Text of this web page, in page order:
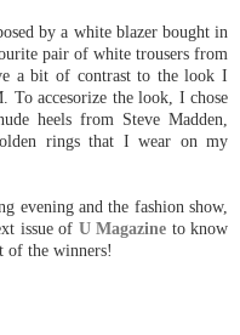
by a white blazer bought in
pair of white trousers from
a bit of contrast to the look I
accesorize the look, I chose
heels from Steve Madden,
rings that I wear on my
evening and the fashion show,
issue of U Magazine to know
of the winners!